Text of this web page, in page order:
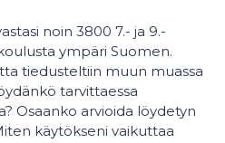
noin 3800 7.- ja 9.-
ympäri Suomen.
tiedusteltiin muun muassa
tarvittaessa
Osaanko arvioida löydetyn
käytökseni vaikuttaa